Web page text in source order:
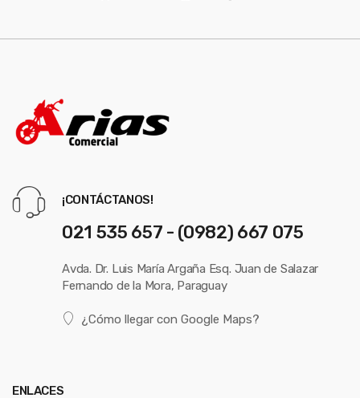
¡CONTÁCTANOS!
021 535 657 - (0982) 667 075
Avda. Dr. Luis María Argaña Esq. Juan de Salazar
Fernando de la Mora, Paraguay
¿Cómo llegar con Google Maps?
ENLACES